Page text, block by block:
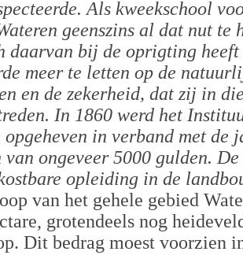
Als kweekschool
geenszins al dat nut te
daarvan bij de oprigting
meer te letten op de
en de zekerheid, dat zij in
In 1860 werd het
opgeheven in verband met
van ongeveer 5000 gulden.
opleiding in de
van het gehele gebied
grotendeels nog
Dit bedrag moest voorzien